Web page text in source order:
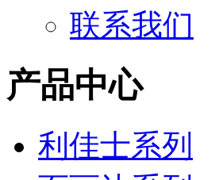
联系我们
产品中心
利佳士系列